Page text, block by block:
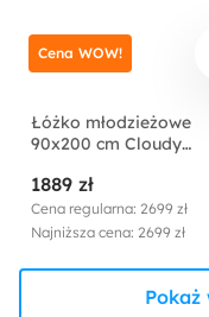
Łóżko młodzieżowe
90x200 cm Cloudy
pojemnikiem
welur hydrofobowy
łatwoczyszczący
1889 zł
Cena regularna: 2699 zł
Najniższa cena: 2699 zł
Cena WOW!